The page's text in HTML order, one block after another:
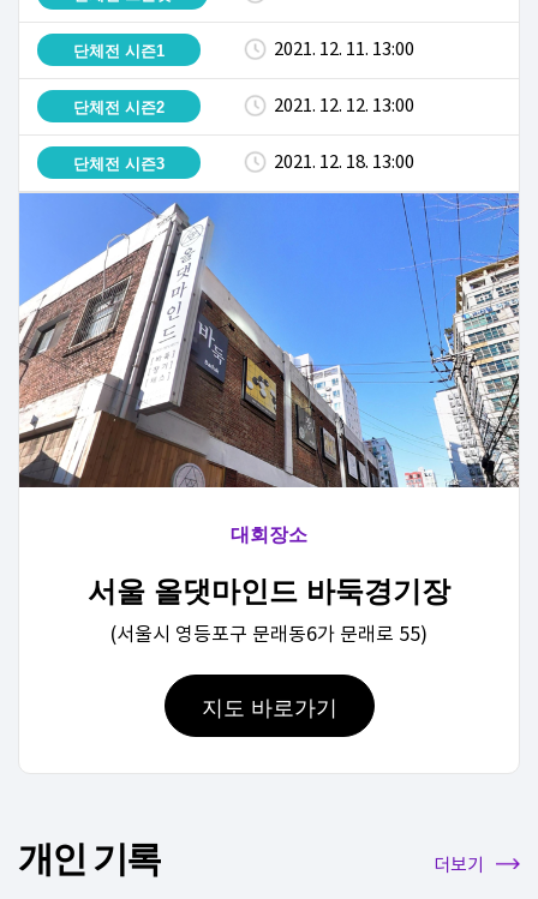
단체전 시즌1 2021. 12. 11. 13:00
단체전 시즌2 2021. 12. 12. 13:00
단체전 시즌3 2021. 12. 18. 13:00
대회장소
서울 올댓마인드 바둑경기장
(서울시 영등포구 문래동6가 문래로 55)
지도 바로가기
개인 기록 더보기